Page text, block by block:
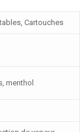
Cartouches
menthol